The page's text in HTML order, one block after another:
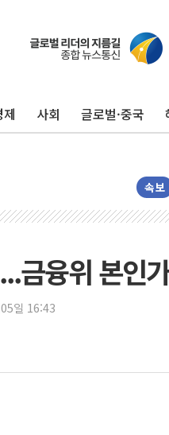
제 사회 글로벌·중국
속보
금융위 본인가
일 16:43